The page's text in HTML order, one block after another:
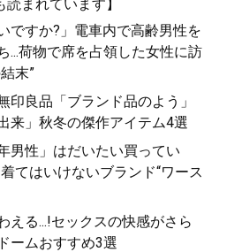
今着るべきブランド60の歴
史や特色を、自身が愛用す
方法 <実践編>』
読まれています】
ですか?」電車内で高齢男性を
...荷物で席を占領した女性に訪
末”
印良品「ブランド品のよう」
来」秋冬の傑作アイテム4選
男性」はだいたい買ってい
てはいけないブランド“ワース
える...!セックスの快感がさら
ームおすすめ3選